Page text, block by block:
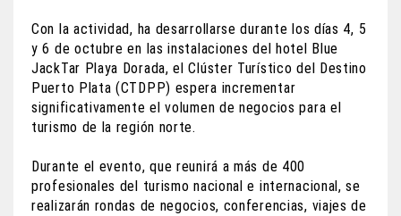
Con la actividad, ha desarrollarse durante los días 4, 5
y 6 de octubre en las instalaciones del hotel Blue
JackTar Playa Dorada, el Clúster Turístico del Destino
Puerto Plata (CTDPP) espera incrementar
significativamente el volumen de negocios para el
turismo de la región norte.
Durante el evento, que reunirá a más de 400
profesionales del turismo nacional e internacional, se
realizarán rondas de negocios, conferencias, viajes de